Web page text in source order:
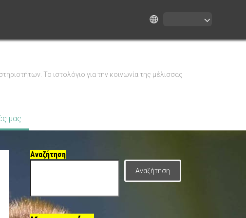
Το ιστολόγιο για την κοινωνία της μέλισσας
μας
Αναζήτηση
Αναζήτηση